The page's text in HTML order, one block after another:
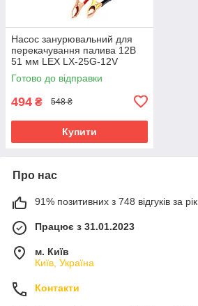
Насос занурювальний для
перекачування палива 12В
51 мм LEX LX-25G-12V
Готово до відправки
494 ₴ 548 ₴
Купити
Про нас
91% позитивних з 748 відгуків за рік
Працює з 31.01.2023
м. Київ
Київ, Україна
Контакти